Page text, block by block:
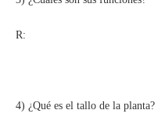
R:
4) ¿Qué es el tallo de la planta?